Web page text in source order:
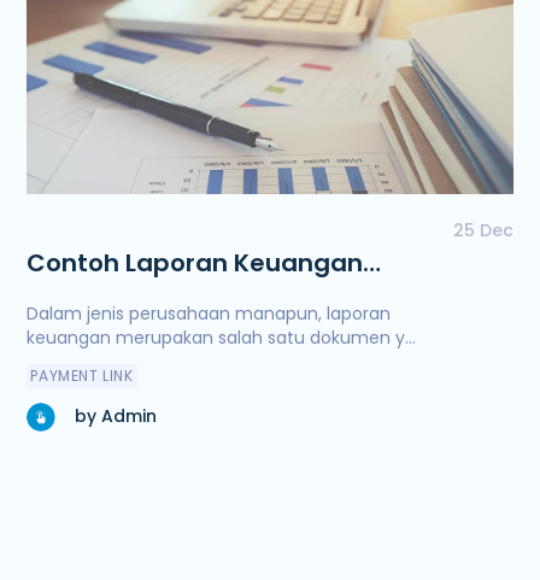
25 Dec
Contoh Laporan Keuangan
Perusahaan Jasa dan Cara
Membuatnya
Dalam jenis perusahaan manapun, laporan
keuangan merupakan salah satu dokumen y...
PAYMENT LINK
by Admin